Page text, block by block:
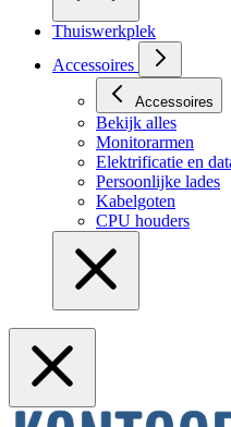
Thuiswerkplek
Accessoires
Accessoires
Bekijk alles
Monitorarmen
Elektrificatie en
Persoonlijke lades
Kabelgoten
CPU houders